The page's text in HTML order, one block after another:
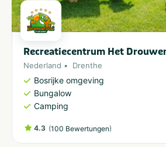
Recreatiecentrum Het
Nederland Drenthe
Bosrijke omgeving
Bungalow
Camping
4.3 (100 Bewertungen)